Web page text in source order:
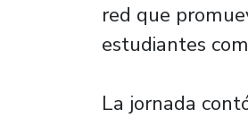
red que
estudiantes
La jornada